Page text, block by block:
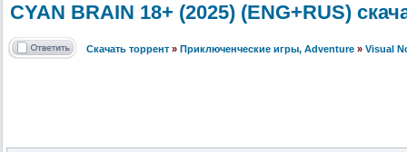
CYAN BRAIN 18+ (2025) (ENG+RUS)
Скачать торрент » Приключенческие игры, Adventure » Visual